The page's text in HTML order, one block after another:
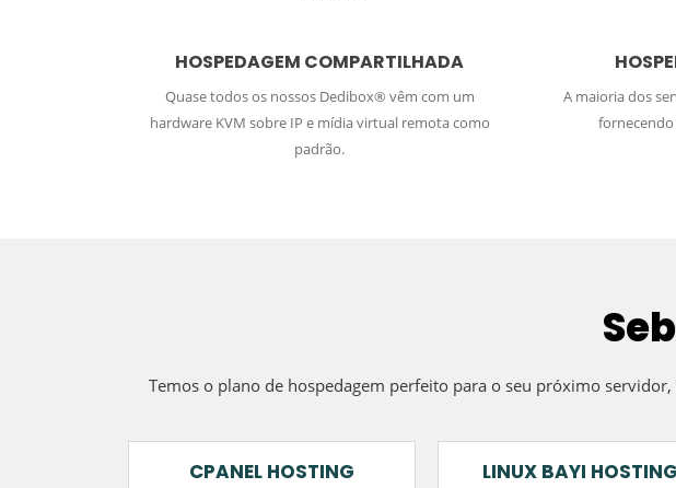
HOSPEDAGEM COMPARTILHADA
Quase todos os nossos Dedibox® vêm com um
hardware KVM sobre IP e mídia virtual remota como
padrão.
A maioria dos
Temos o plano de hospedagem perfeito para o seu próximo
CPANEL HOSTING LINUX BAYI HOSTING